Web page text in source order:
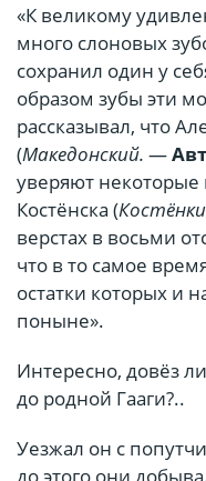
«К великому
много слоновых
сохранил один у
образом зубы эти
рассказывал, что
(Македонский. —
уверяют некоторые
Костёнска (
верстах в восьми
что в то самое
остатки которых и
поныне».
Интересно, довёз
до родной Гааги?..
Уезжал он с
до этого они